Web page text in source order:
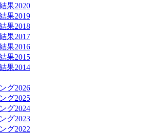
果2020
果2019
果2018
果2017
果2016
果2015
果2014
グ2026
グ2025
グ2024
グ2023
グ2022